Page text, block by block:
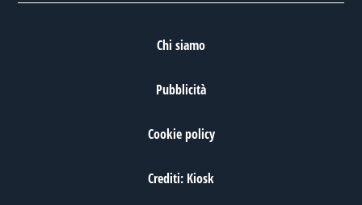
Chi siamo
Pubblicità
Cookie policy
Crediti: Kiosk